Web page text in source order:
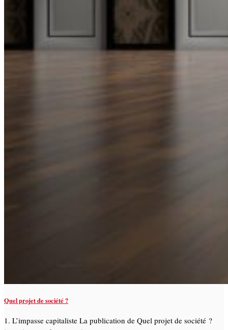
Quel projet de société ?
1. L’impasse capitaliste La publication de Quel projet de société ?